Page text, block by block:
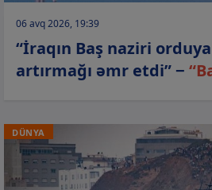
06 avq 2026, 19:39
“İraqın Baş naziri orduya
artırmağı əmr etdi” −
DÜNYA